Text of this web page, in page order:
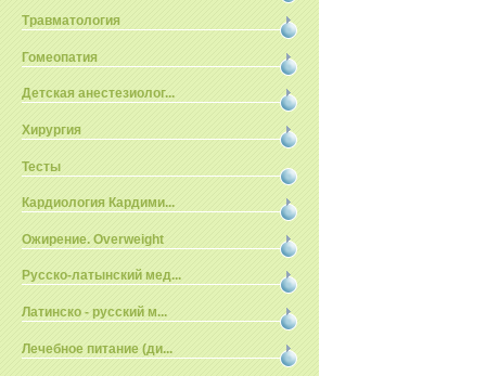
Травматология
Гомеопатия
Детская анестезиолог...
Хирургия
Тесты
Кардиология Кардими...
Ожирение. Overweight
Русско-латынский мед...
Латинско - русский м...
Лечебное питание (ди...